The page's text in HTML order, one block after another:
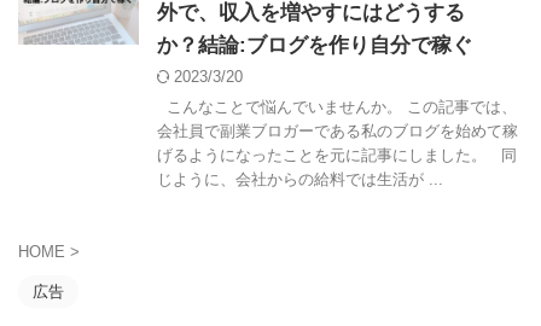
外で、収入を増やすにはどうする
か？結論:ブログを作り自分で稼ぐ
2023/3/20
こんなことで悩んでいませんか。 この記事では、
会社員で副業ブロガーである私のブログを始めて稼
げるようになったことを元に記事にしました。 同
じように、会社からの給料では生活が ...
HOME >
広告